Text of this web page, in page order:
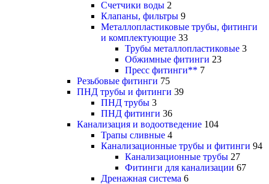
Счетчики воды 2
Клапаны, фильтры 9
Металлопластиковые трубы, фитинги
и комплектующие 33
Трубы металлопластиковые 3
Обжимные фитинги 23
Пресс фитинги** 7
Резьбовые фитинги 75
ПНД трубы и фитинги 39
ПНД трубы 3
ПНД фитинги 36
Канализация и водоотведение 104
Трапы сливные 4
Канализационные трубы и фитинги 94
Канализационные трубы 27
Фитинги для канализации 67
Дренажная система 6